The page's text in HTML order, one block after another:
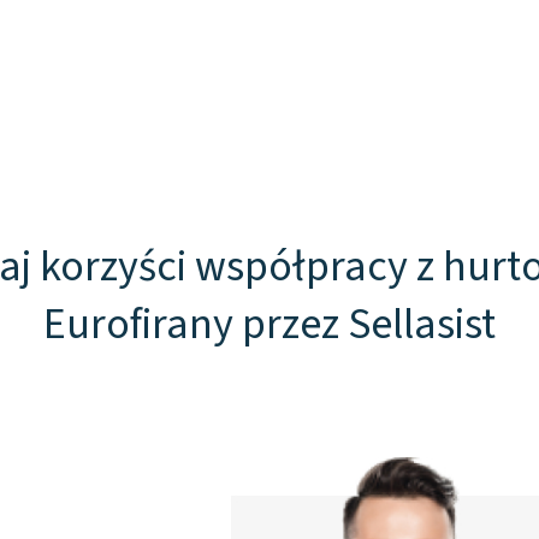
korzyści współpracy z
Eurofirany przez Sellasist